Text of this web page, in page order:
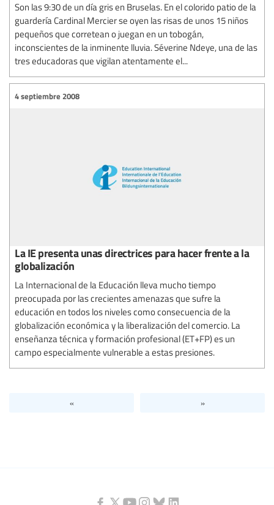
Son las 9:30 de un día gris en Bruselas. En el colorido patio de la
guardería Cardinal Mercier se oyen las risas de unos 15 niños
pequeños que corretean o juegan en un tobogán,
inconscientes de la inminente lluvia. Séverine Ndeye, una de las
tres educadoras que vigilan atentamente el...
4 septiembre 2008
La IE presenta unas directrices para hacer frente a la
globalización
La Internacional de la Educación lleva mucho tiempo
preocupada por las crecientes amenazas que sufre la
educación en todos los niveles como consecuencia de la
globalización económica y la liberalización del comercio. La
enseñanza técnica y formación profesional (ET+FP) es un
campo especialmente vulnerable a estas presiones.
« »